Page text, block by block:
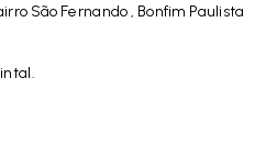
São Fernando , Bonfim Paulista